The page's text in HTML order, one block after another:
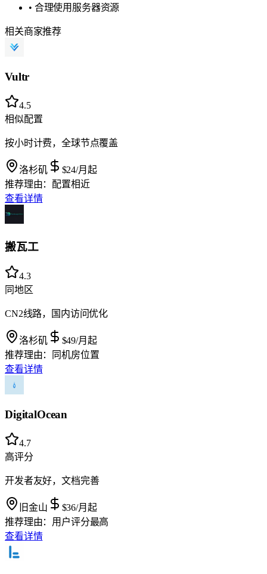
• 合理使用服务器资源
相关商家推荐
Vultr
4.5
相似配置
按小时计费，全球节点覆盖
洛杉矶 $24/月起
推荐理由： 配置相近
查看详情
搬瓦工
4.3
同地区
CN2线路，国内访问优化
洛杉矶 $49/月起
推荐理由：
同机房位置
查看详情
DigitalOcean
4.7
高评分
开发者友好，文档完善
旧金山 $36/月起
推荐理由： 用户评分最高
查看详情